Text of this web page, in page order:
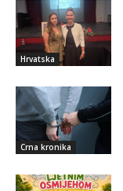
Hrvatska
Crna kronika